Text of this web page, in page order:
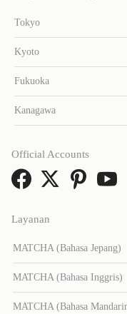
Tokyo
Kyoto
Fukuoka
Kanagawa
Layanan
MATCHA (Bahasa Jepang)
MATCHA (Bahasa Inggris)
MATCHA (Bahasa
Official Accounts